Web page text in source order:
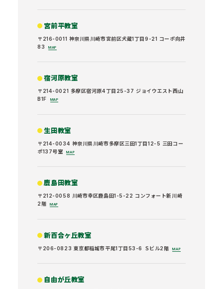
宮前平教室
〒216-0011 神奈川県川崎市宮前区犬蔵1丁目9-21 コーポ向井
83
MAP
宿河原教室
〒214-0021 多摩区宿河原4丁目25-37 ジョイウエスト西山
B1F
MAP
生田教室
〒214-0034 神奈川県川崎市多摩区三田1丁目12-5 三田コー
ポ137号室
MAP
鹿島田教室
〒212-0058 川崎市幸区鹿島田1-5-22 コンフォート新川崎
2階
MAP
新百合ヶ丘教室
〒206-0823 東京都稲城市平尾1丁目53-6 Ｓビル2階 MAP
自由が丘教室